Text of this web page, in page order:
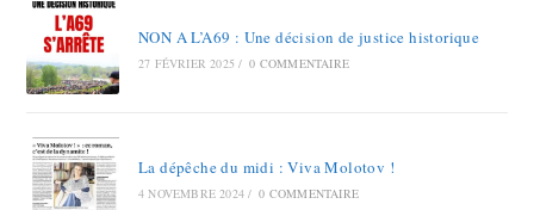
NON A L’A69 : Une décision de justice historique
27 FÉVRIER 2025 / 0 COMMENTAIRE
La dépêche du midi : Viva Molotov !
4 NOVEMBRE 2024 / 0 COMMENTAIRE